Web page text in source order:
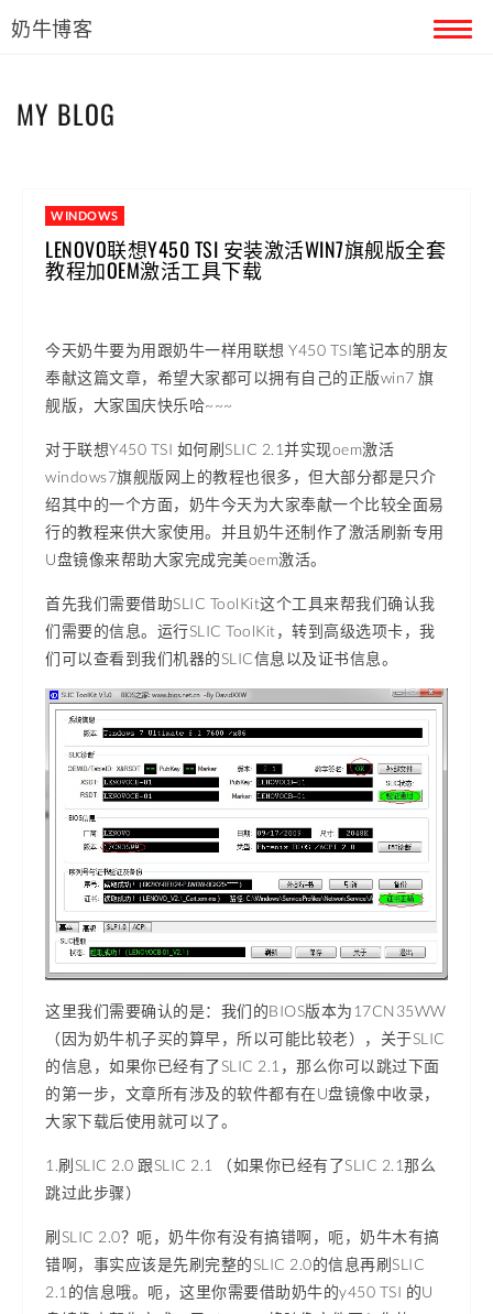
奶牛博客
MY BLOG
WINDOWS
LENOVO联想Y450 TSI 安装激活WIN7旗舰版全套
教程加OEM激活工具下载
今天奶牛要为用跟奶牛一样用联想 Y450 TSI笔记本的朋友
奉献这篇文章，希望大家都可以拥有自己的正版win7 旗
舰版，大家国庆快乐哈~~~
对于联想Y450 TSI 如何刷SLIC 2.1并实现oem激活
windows7旗舰版网上的教程也很多，但大部分都是只介
绍其中的一个方面，奶牛今天为大家奉献一个比较全面易
行的教程来供大家使用。并且奶牛还制作了激活刷新专用
U盘镜像来帮助大家完成完美oem激活。
首先我们需要借助SLIC ToolKit这个工具来帮我们确认我
们需要的信息。运行SLIC ToolKit，转到高级选项卡，我
们可以查看到我们机器的SLIC信息以及证书信息。
这里我们需要确认的是：我们的BIOS版本为17CN35WW
（因为奶牛机子买的算早，所以可能比较老），关于SLIC
的信息，如果你已经有了SLIC 2.1，那么你可以跳过下面
的第一步，文章所有涉及的软件都有在U盘镜像中收录，
大家下载后使用就可以了。
1.刷SLIC 2.0 跟SLIC 2.1 （如果你已经有了SLIC 2.1那么
跳过此步骤）
刷SLIC 2.0？呃，奶牛你有没有搞错啊，呃，奶牛木有搞
错啊，事实应该是先刷完整的SLIC 2.0的信息再刷SLIC
2.1的信息哦。呃，这里你需要借助奶牛的y450 TSI 的U